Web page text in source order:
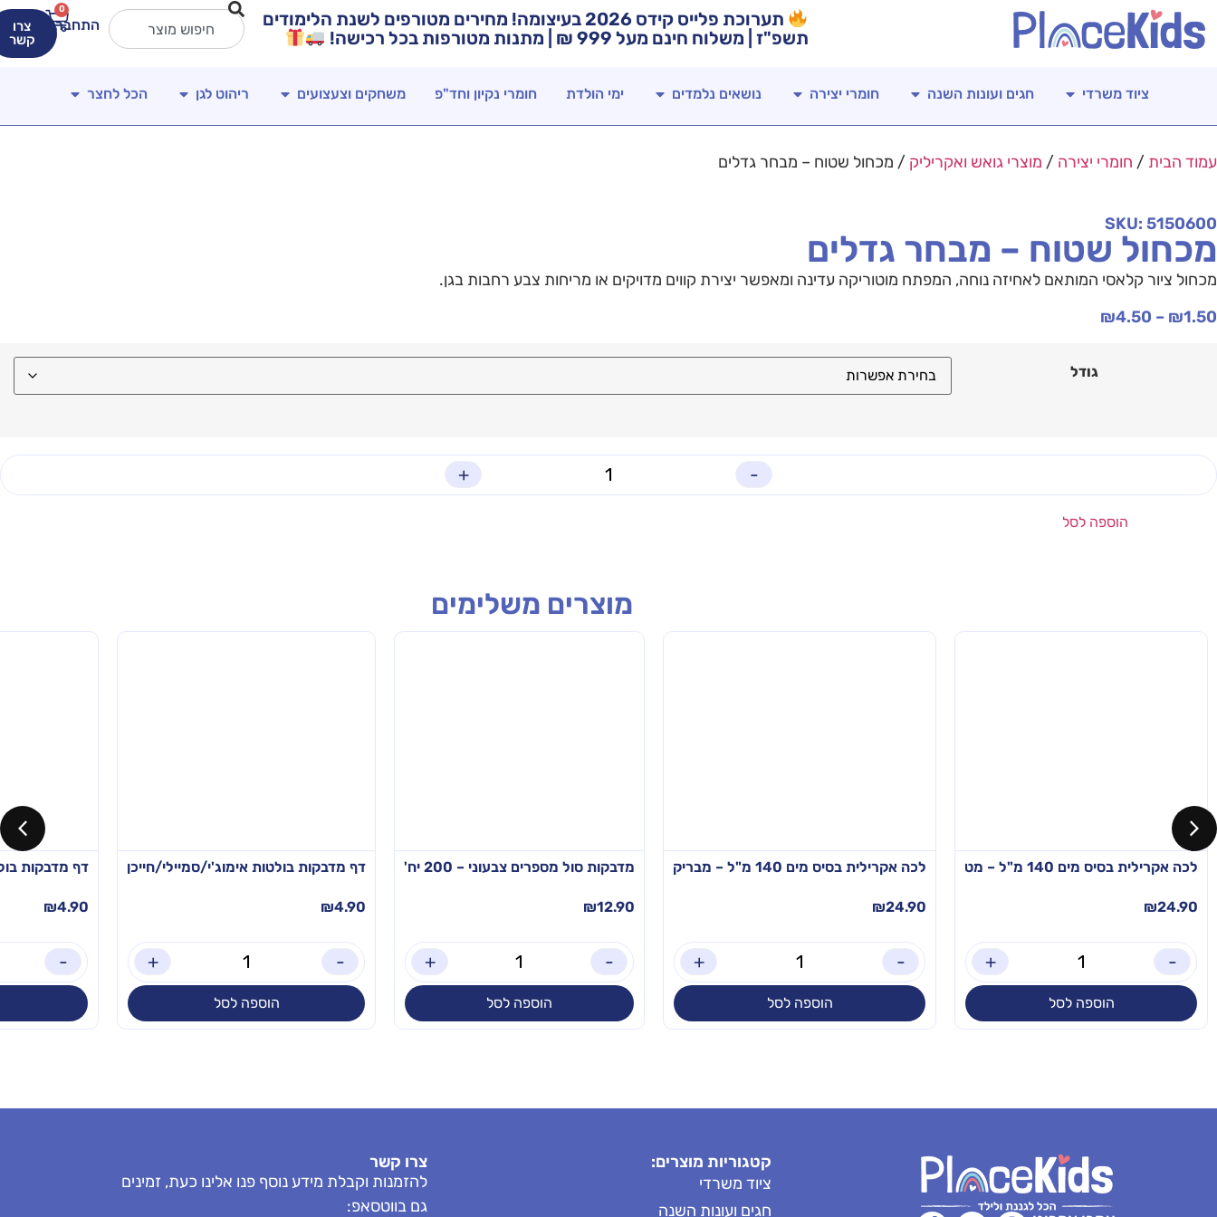
תערוכת פלייס קידס 2026 בעיצומה! מחירים מטורפים לשנת הלימודים
תשפ"ז | משלוח חינם מעל 999 ₪ | מתנות מטורפות בכל רכישה!
התחברות
0
צרו
קשר
ציוד משרדי חגים ועונות השנה חומרי יצירה נושאים נלמדים ימי הולדת חומרי נקיון וחד"פ משחקים וצעצועים ריהוט לגן הכל לחצר
עמוד הבית / חומרי יצירה / מוצרי גואש ואקריליק / מכחול שטוח – מבחר גדלים
SKU: 5150600
מכחול שטוח – מבחר גדלים
מכחול ציור קלאסי המותאם לאחיזה נוחה, המפתח מוטוריקה עדינה ומאפשר יצירת קווים מדויקים או מריחות צבע רחבות בגן.
₪1.50
–
₪4.50
גודל
-
+
הוספה לסל
מוצרים משלימים
לכה אקרילית בסיס מים 140 מ"ל – מט
₪24.90
-
+
הוספה לסל
לכה אקרילית בסיס מים 140 מ"ל – מבריק
₪24.90
-
+
הוספה לסל
מדבקות סול מספרים צבעוני – 200 יח'
₪12.90
-
+
הוספה לסל
דף מדבקות בולטות אימוג'י/סמיילי/חייכן
₪4.90
-
+
הוספה לסל
דף מדבקות
₪4.90
-
קטגוריות מוצרים:
ציוד משרדי
חגים ועונות השנה
צרו קשר
להזמנות וקבלת מידע נוסף פנו אלינו כעת, זמינים
גם בווטסאפ: